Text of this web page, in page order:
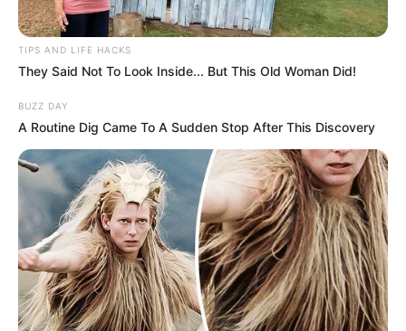
TIPS AND LIFE HACKS
They Said Not To Look Inside... But This Old Woman Did!
BUZZ DAY
A Routine Dig Came To A Sudden Stop After This Discovery